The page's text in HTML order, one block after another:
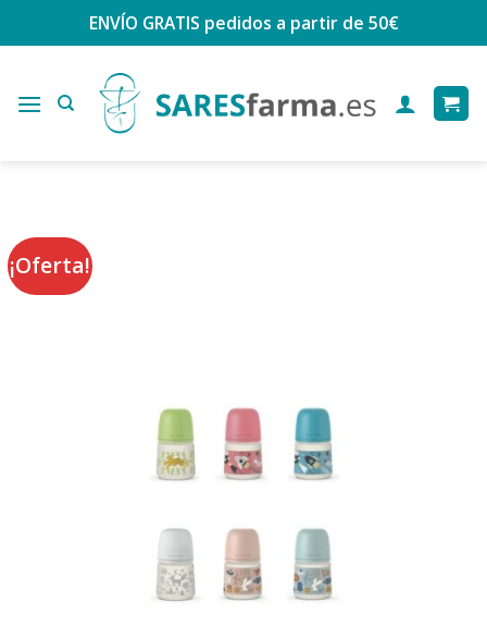
ENVÍO GRATIS pedidos a partir de 50€
¡Oferta!